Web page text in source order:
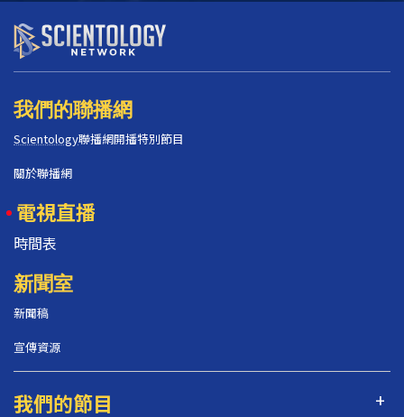
我們的聯播網
Scientology聯播網開播特別節目
關於聯播網
電視直播
時間表
新聞室
新聞稿
宣傳資源
我們的節目